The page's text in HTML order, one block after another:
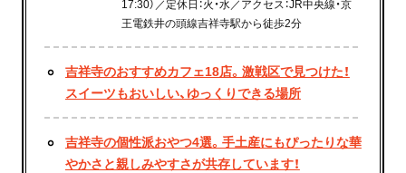
17:30）／定休日：火・水／アクセス：JR中央線・京
王電鉄井の頭線吉祥寺駅から徒歩2分
吉祥寺のおすすめカフェ18店。激戦区で見つけた！
スイーツもおいしい、ゆっくりできる場所
吉祥寺の個性派おやつ4選。手土産にもぴったりな華
やかさと親しみやすさが共存しています！